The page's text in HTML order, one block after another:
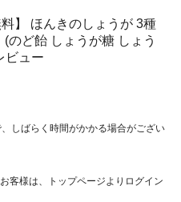
料】 ほんきのしょうが 3種
(のど飴 しょうが糖 しょう
ビュー
しばらく時間がかかる場合がござい
客様は、トップページよりログイン